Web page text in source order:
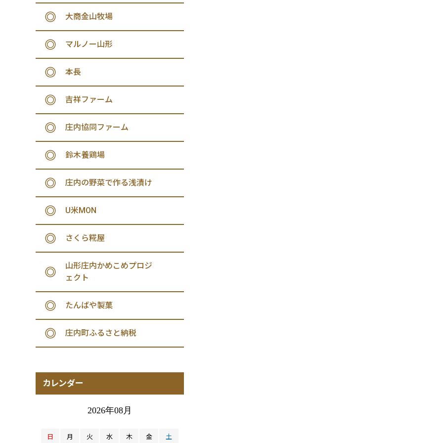
大商金山牧場
マルノー山形
本長
吉祥ファーム
庄内協同ファーム
鈴木養鶏場
庄内の野菜で作る浅漬け
U米MON
さくら糀屋
山形庄内かめこめプロジ
ェクト
たんばや製菓
庄内町ふるさと納税
カレンダー
2026年08月
日 月 火 水 木 金 土